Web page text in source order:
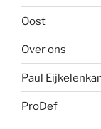
Oost
Over ons
Paul
ProDef